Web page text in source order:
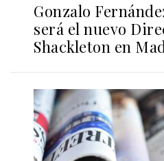
Gonzalo
será el nuevo
Shackleton en